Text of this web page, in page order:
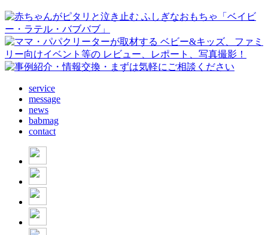
service
message
news
babmag
contact